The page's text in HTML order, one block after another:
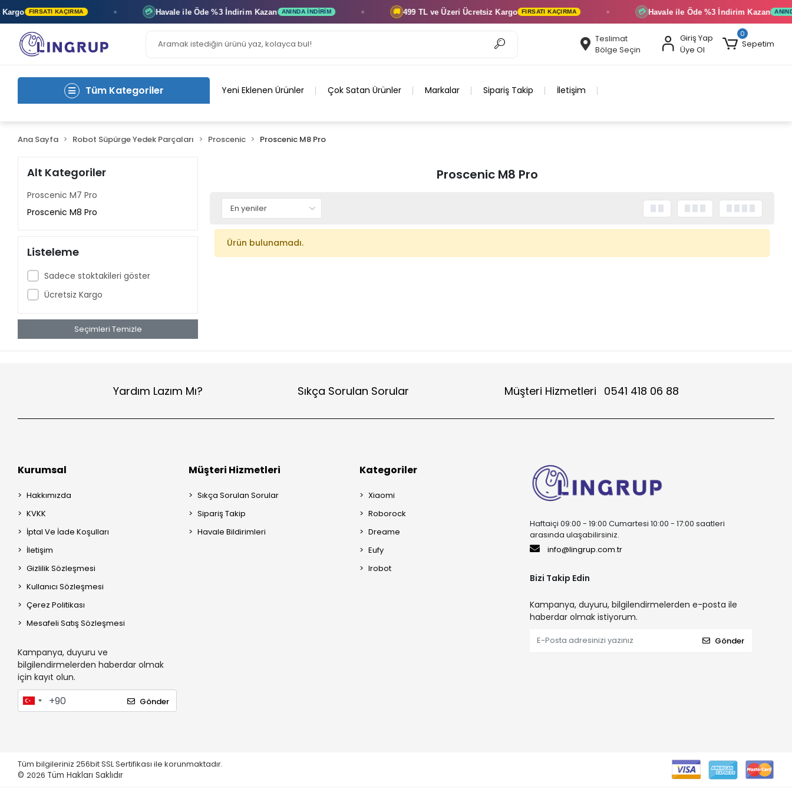
FIRSATI KAÇIRMA Havale ile Öde%3 İndirimKazan ANINDA İNDIRIM 499 TL ve ÜzeriÜcretsiz Kargo FIRSATI KAÇIRMA Havale ile Öde%3 İndirimKazan ANINDA
Teslimat
Bölge Seçin
Giriş Yap
Üye Ol
0
Sepetim
Tüm Kategoriler Yeni Eklenen Ürünler Çok Satan Ürünler Markalar Sipariş Takip İletişim
Ana Sayfa Robot Süpürge Yedek Parçaları Proscenic Proscenic M8 Pro
Alt Kategoriler
Proscenic M7 Pro
Proscenic M8 Pro
Listeleme
Sadece stoktakileri göster
Ücretsiz Kargo
Seçimleri Temizle
Proscenic M8 Pro
Ürün bulunamadı.
Yardım Lazım Mı? Sıkça Sorulan Sorular Müşteri Hizmetleri 0541 418 06 88
Kurumsal
Hakkımızda
KVKK
İptal Ve İade Koşulları
İletişim
Gizlilik Sözleşmesi
Kullanıcı Sözleşmesi
Çerez Politikası
Mesafeli Satış Sözleşmesi
Kampanya, duyuru ve
bilgilendirmelerden haberdar olmak
için kayıt olun.
Gönder
Müşteri Hizmetleri
Sıkça Sorulan Sorular
Sipariş Takip
Havale Bildirimleri
Kategoriler
Xiaomi
Roborock
Dreame
Eufy
Irobot
Haftaiçi 09:00 - 19:00 Cumartesi 10:00 - 17:00 saatleri
arasında ulaşabilirsiniz.
info@lingrup.com.tr
Bizi Takip Edin
Kampanya, duyuru, bilgilendirmelerden e-posta ile
haberdar olmak istiyorum.
Gönder
Tüm bilgileriniz 256bit SSL Sertifikası ile korunmaktadır.
©2026 Tüm Hakları Saklıdır